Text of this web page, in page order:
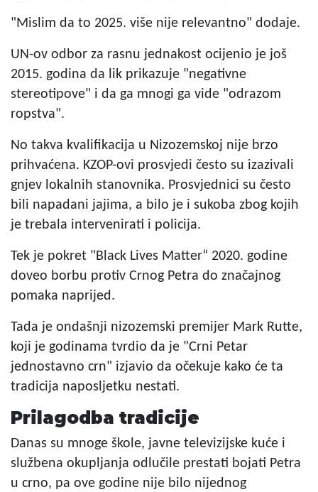
"Mislim da to 2025. više nije relevantno" dodaje.
UN-ov odbor za rasnu jednakost ocijenio je još
2015. godina da lik prikazuje "negativne
stereotipove" i da ga mnogi ga vide "odrazom
ropstva".
No takva kvalifikacija u Nizozemskoj nije brzo
prihvaćena. KZOP-ovi prosvjedi često su izazivali
gnjev lokalnih stanovnika. Prosvjednici su često
bili napadani jajima, a bilo je i sukoba zbog kojih
je trebala intervenirati i policija.
Tek je pokret "Black Lives Matter“ 2020. godine
doveo borbu protiv Crnog Petra do značajnog
pomaka naprijed.
Tada je ondašnji nizozemski premijer Mark Rutte,
koji je godinama tvrdio da je "Crni Petar
jednostavno crn" izjavio da očekuje kako će ta
tradicija naposljetku nestati.
Prilagodba tradicije
Danas su mnoge škole, javne televizijske kuće i
službena okupljanja odlučile prestati bojati Petra
u crno, pa ove godine nije bilo nijednog